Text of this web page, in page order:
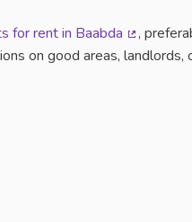
for rent in Baabda
(Lien
,
on good areas,